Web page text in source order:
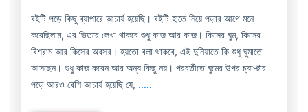
বইটি পড়ে কিছু ব্যাপারে আচার্য হয়েছি। বইটি হাতে নিয়ে পড়ার আগে মনে
করেছিলাম, এর ভিতরে লেখা থাকবে শুধু কাজ আর কাজ। কিসের ঘুম, কিসের
বিশ্রাম আর কিসের অবসর। হয়তো বলা থাকবে, এই দুনিয়াতে কি শুধু ঘুমাতে
আসছেন। শুধু কাজ করেন আর অন্য কিছু নয়। পরবর্তীতে ঘুমের উপর চ্যাপ্টার
পড়ে আরও বেশি আচার্য হয়েছি যে, .....